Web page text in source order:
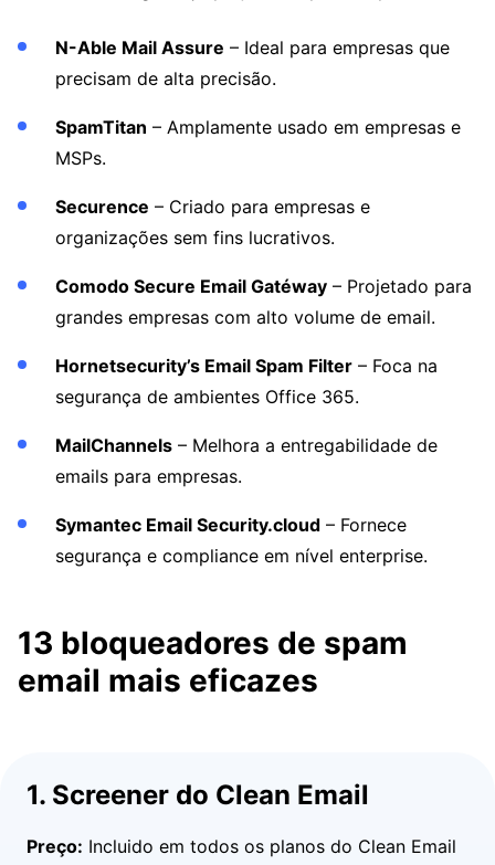
N-Able Mail Assure – Ideal para empresas que
precisam de alta precisão.
SpamTitan – Amplamente usado em empresas e
MSPs.
Securence – Criado para empresas e
organizações sem fins lucrativos.
Comodo Secure Email Gatéway – Projetado para
grandes empresas com alto volume de email.
Hornetsecurity’s Email Spam Filter – Foca na
segurança de ambientes Office 365.
MailChannels – Melhora a entregabilidade de
emails para empresas.
Symantec Email Security.cloud – Fornece
segurança e compliance em nível enterprise.
13 bloqueadores de spam
email mais eficazes
1. Screener do Clean Email
Preço: Incluido em todos os planos do Clean Email